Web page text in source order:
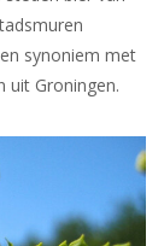
synoniem met
uit Groningen.